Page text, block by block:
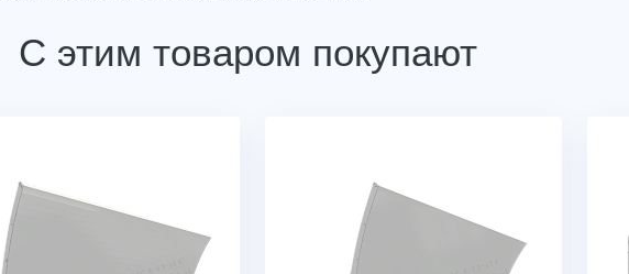
С этим товаром покупают